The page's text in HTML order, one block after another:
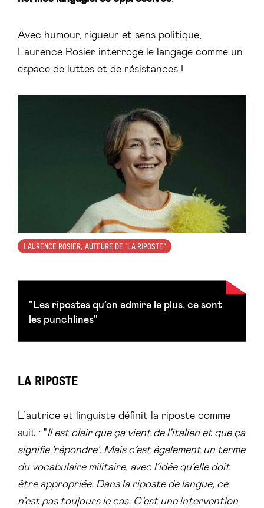
Avec humour, rigueur et sens politique,
Laurence Rosier interroge le langage comme un
espace de luttes et de résistances !
LAURENCE ROSIER, AUTEURE DE "LA RIPOSTE"
"Les ripostes qu’on admire le plus, ce sont
les punchlines"
LA RIPOSTE
L’autrice et linguiste définit la riposte comme
suit : "Il est clair que ça vient de l’italien et que ça
signifie 'répondre'. Mais c’est également un terme
du vocabulaire militaire, avec l’idée qu’elle doit
être appropriée. Dans la riposte de langue, ce
n’est pas toujours le cas. C’est une intervention